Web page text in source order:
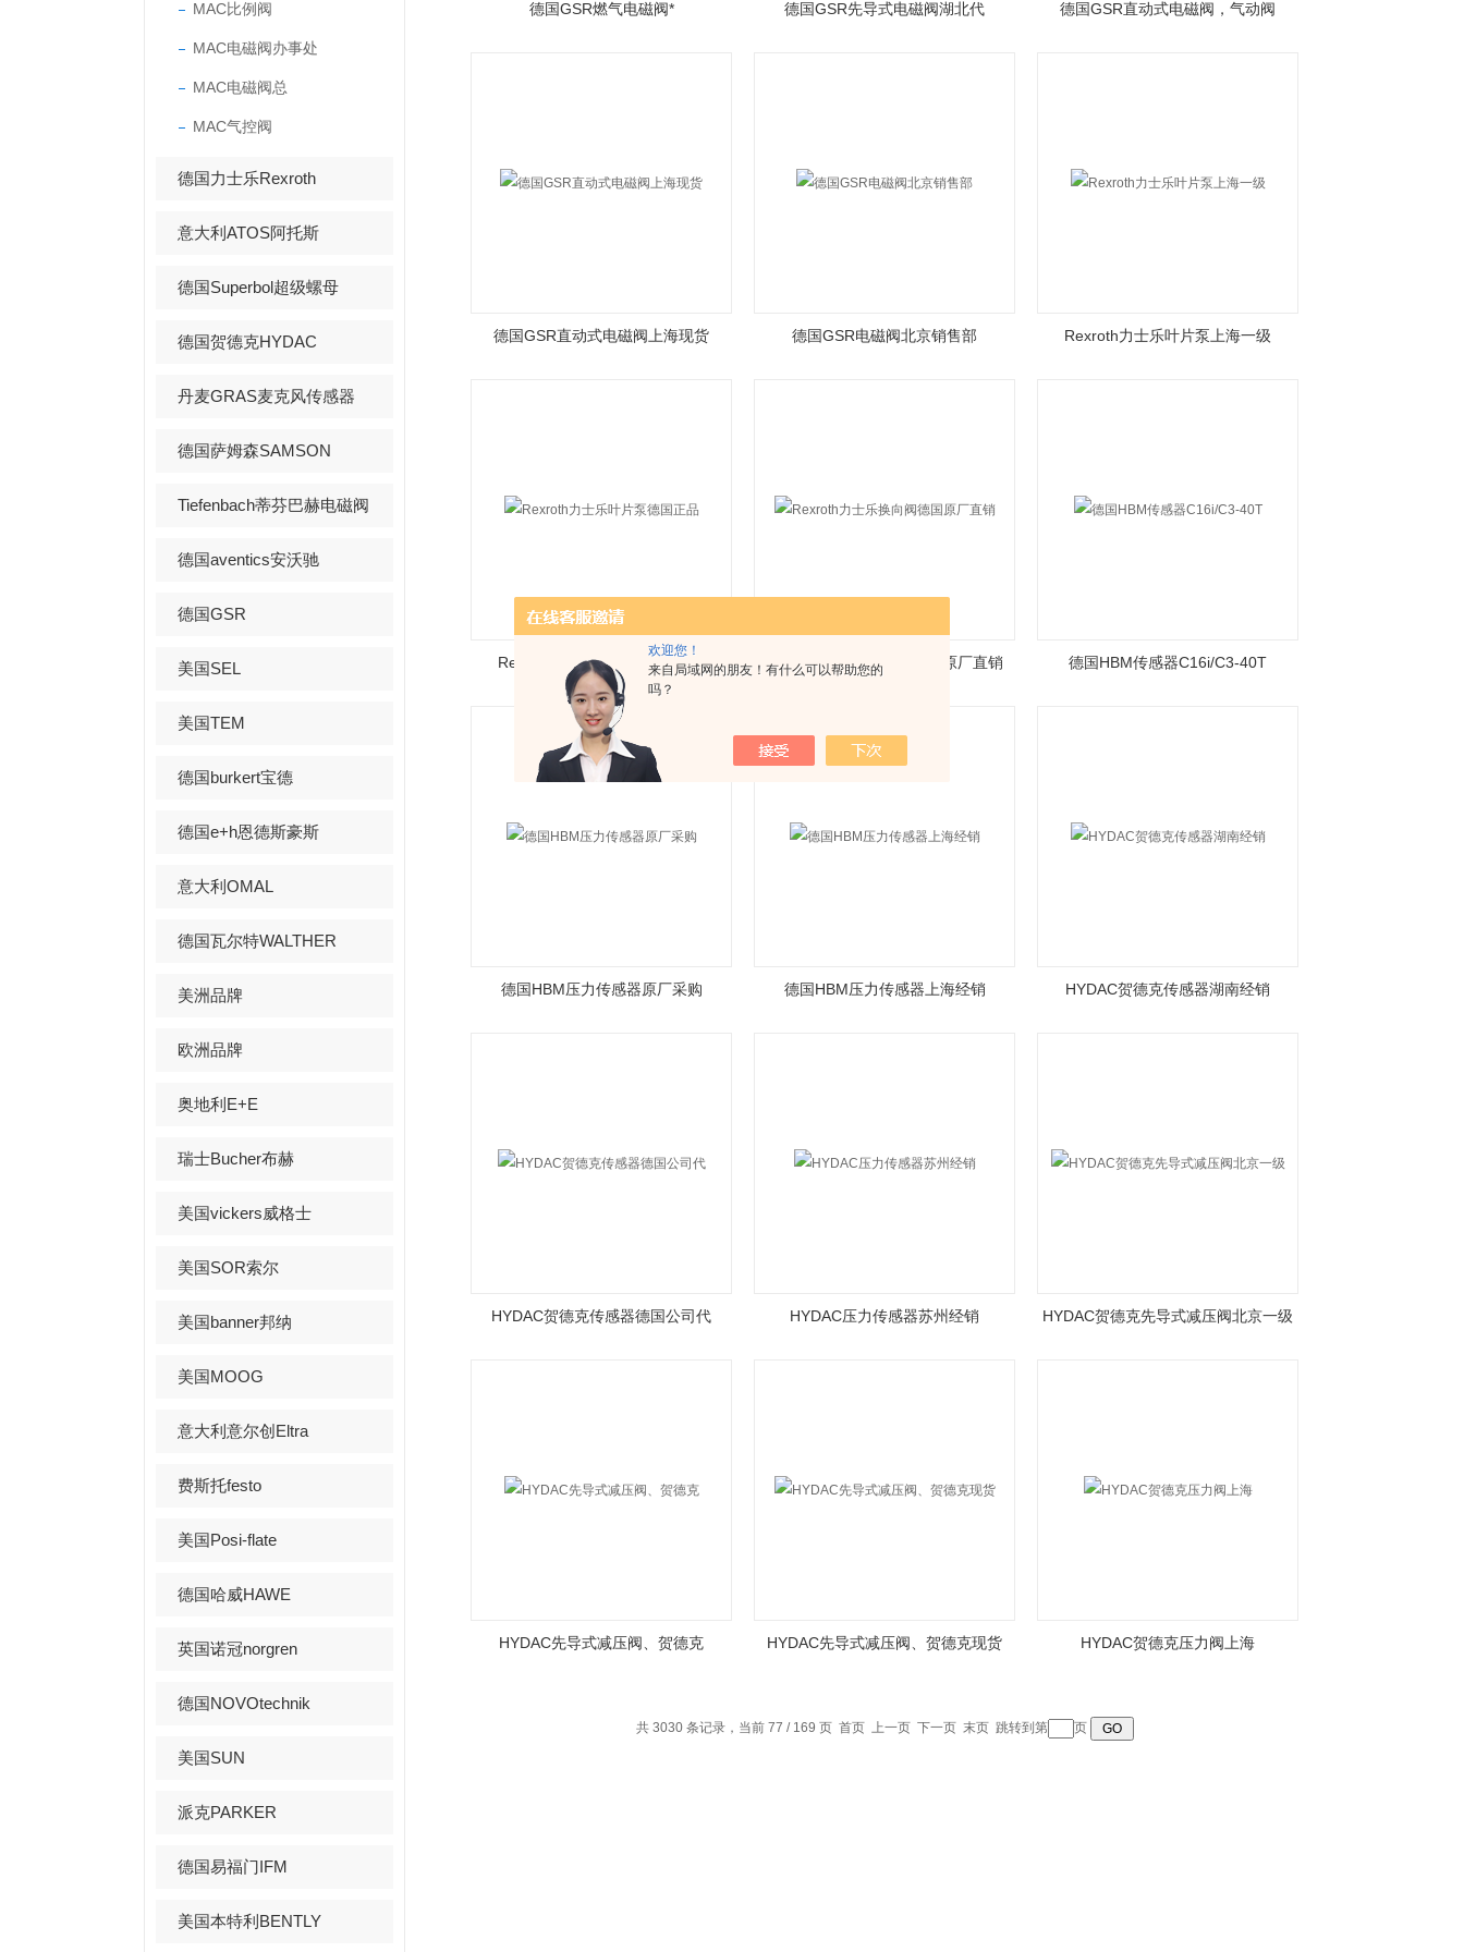
欢迎您！
来自局域网的朋友！有什么可以帮助您的
吗？
MAC比例阀
MAC电磁阀办事处
MAC电磁阀总
MAC气控阀
德国力士乐Rexroth
意大利ATOS阿托斯
德国Superbol超级螺母
德国贺德克HYDAC
丹麦GRAS麦克风传感器
德国萨姆森SAMSON
Tiefenbach蒂芬巴赫电磁阀
德国aventics安沃驰
德国GSR
美国SEL
美国TEM
德国burkert宝德
德国e+h恩德斯豪斯
意大利OMAL
德国瓦尔特WALTHER
美洲品牌
欧洲品牌
奥地利E+E
瑞士Bucher布赫
美国vickers威格士
美国SOR索尔
美国banner邦纳
美国MOOG
意大利意尔创Eltra
费斯托festo
美国Posi-flate
德国哈威HAWE
英国诺冠norgren
德国NOVOtechnik
美国SUN
派克PARKER
德国易福门IFM
美国本特利BENTLY
德国GSR燃气电磁阀* 德国GSR先导式电磁阀湖北代 德国GSR直动式电磁阀，气动阀
德国GSR直动式电磁阀上海现货 德国GSR电磁阀北京销售部 Rexroth力士乐叶片泵上海一级
Rexroth力士乐叶片泵德国正品 Rexroth力士乐换向阀德国原厂直销 德国HBM传感器C16i/C3-40T
德国HBM压力传感器原厂采购 德国HBM压力传感器上海经销 HYDAC贺德克传感器湖南经销
HYDAC贺德克传感器德国公司代 HYDAC压力传感器苏州经销 HYDAC贺德克先导式减压阀北京一级
HYDAC先导式减压阀、贺德克 HYDAC先导式减压阀、贺德克现货 HYDAC贺德克压力阀上海
共 3030 条记录，当前 77 / 169 页 首页 上一页 下一页 末页跳转到第 页